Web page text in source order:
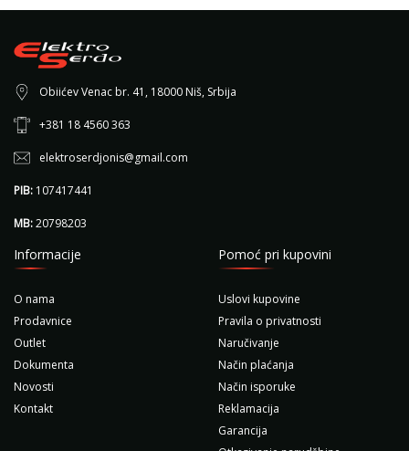
Obiićev Venac br. 41, 18000 Niš, Srbija
+381 18 4560 363
elektroserdjonis@gmail.com
PIB: 107417441
MB:20798203
Informacije
O nama
Prodavnice
Outlet
Dokumenta
Novosti
Kontakt
Pomoć pri kupovini
Uslovi kupovine
Pravila o privatnosti
Naručivanje
Način plaćanja
Način isporuke
Reklamacija
Garancija